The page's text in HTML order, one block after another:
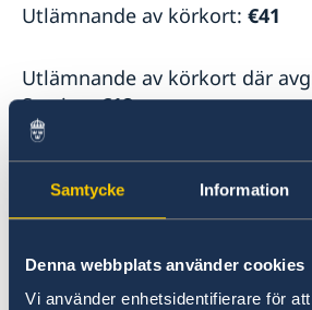
Samtycke Information
Denna webbplats använder cookies
Vi använder enhetsidentifierare för
Utlämnande av körkort: €41
Utlämnande av körkort där
Sverige:€18
Medborgarskapsärenden
Anmälan om svenskt
Migrationsärenden